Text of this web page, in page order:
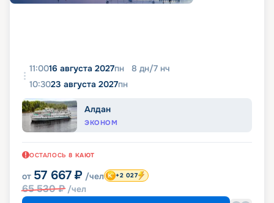
11:0016 августа 2027пн 8 дн/7 нч
10:3023 августа 2027пн
Алдан
ЭКОНОМ
ОСТАЛОСЬ 8 КАЮТ
от 57 667 ₽ /чел
65 530₽ /чел
+2 027